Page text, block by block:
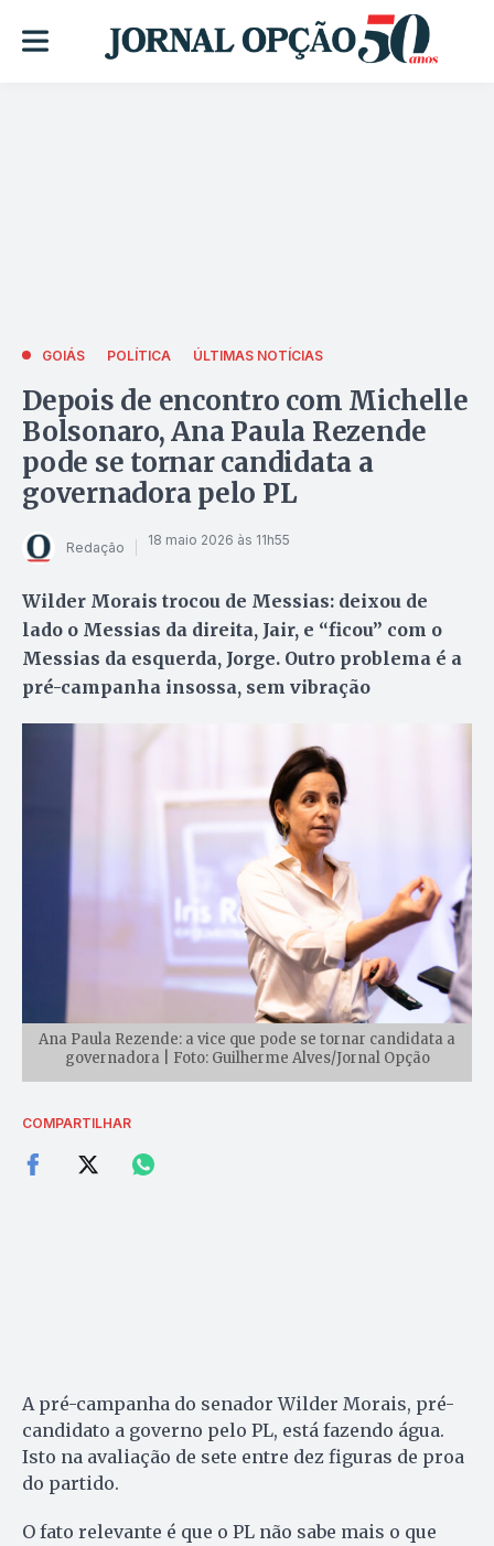
GOIÁS POLÍTICA ÚLTIMAS NOTÍCIAS
Depois de encontro com Michelle
Bolsonaro, Ana Paula Rezende
pode se tornar candidata a
governadora pelo PL
Redação 18 maio 2026 às 11h55
Wilder Morais trocou de Messias: deixou de
lado o Messias da direita, Jair, e “ficou” com o
Messias da esquerda, Jorge. Outro problema é a
pré-campanha insossa, sem vibração
Ana Paula Rezende: a vice que pode se tornar candidata a
governadora | Foto: Guilherme Alves/Jornal Opção
COMPARTILHAR
A pré-campanha do senador Wilder Morais, pré-
candidato a governo pelo PL, está fazendo água.
Isto na avaliação de sete entre dez figuras de proa
do partido.
O fato relevante é que o PL não sabe mais o que